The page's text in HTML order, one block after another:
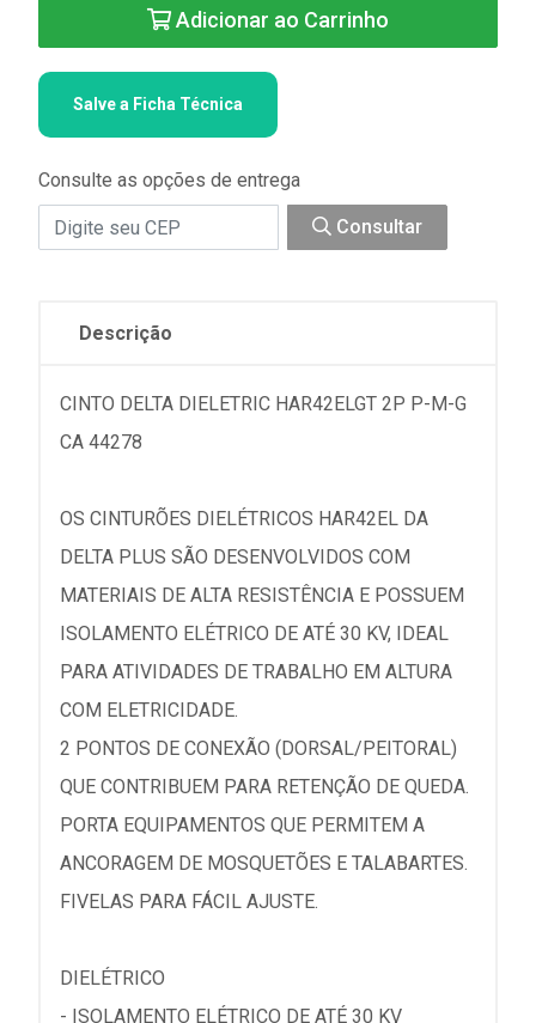
Adicionar ao Carrinho
Salve a Ficha Técnica
Consulte as opções de entrega
Consultar
Descrição
CINTO DELTA DIELETRIC HAR42ELGT 2P P-M-G
CA 44278
OS CINTURÕES DIELÉTRICOS HAR42EL DA
DELTA PLUS SÃO DESENVOLVIDOS COM
MATERIAIS DE ALTA RESISTÊNCIA E POSSUEM
ISOLAMENTO ELÉTRICO DE ATÉ 30 KV, IDEAL
PARA ATIVIDADES DE TRABALHO EM ALTURA
COM ELETRICIDADE.
2 PONTOS DE CONEXÃO (DORSAL/PEITORAL)
QUE CONTRIBUEM PARA RETENÇÃO DE QUEDA.
PORTA EQUIPAMENTOS QUE PERMITEM A
ANCORAGEM DE MOSQUETÕES E TALABARTES.
FIVELAS PARA FÁCIL AJUSTE.
DIELÉTRICO
- ISOLAMENTO ELÉTRICO DE ATÉ 30 KV